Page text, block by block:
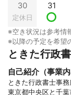
30
定休日
31
※空き状況は参考情
※以降の予定を希望
ときた行政
自己紹介（事業
ときた行政書士事務
東京都中央区と千